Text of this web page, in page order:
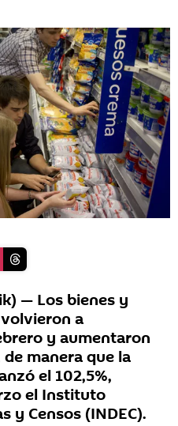
— Los bienes y
a
y aumentaron
manera que la
el 102,5%,
el Instituto
y Censos (INDEC).